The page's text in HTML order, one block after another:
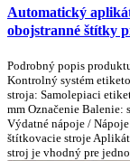
Automatický
obojstranné štítky
Podrobný popis
Kontrolný systém
stroja: Samolepiaci
mm Označenie Balenie:
Výdatné nápoje /
štítkovacie stroje
stroj je vhodný pre